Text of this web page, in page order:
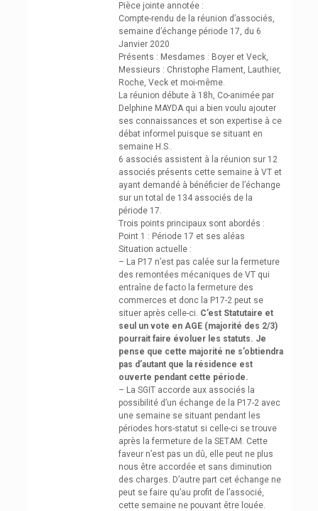
Pièce jointe annotée :
Compte-rendu de la réunion d’associés,
semaine d’échange période 17, du 6
Janvier 2020
Présents : Mesdames : Boyer et Veck,
Messieurs : Christophe Flament, Lauthier,
Roche, Veck et moi-même.
La réunion débute à 18h, Co-animée par
Delphine MAYDA qui a bien voulu ajouter
ses connaissances et son expertise à ce
débat informel puisque se situant en
semaine H.S..
6 associés assistent à la réunion sur 12
associés présents cette semaine à VT et
ayant demandé à bénéficier de l’échange
sur un total de 134 associés de la
période 17.
Trois points principaux sont abordés :
Point 1 : Période 17 et ses aléas
Situation actuelle :
– La P17 n’est pas calée sur la fermeture
des remontées mécaniques de VT qui
entraîne de facto la fermeture des
commerces et donc la P17-2 peut se
situer après celle-ci. C’est Statutaire et
seul un vote en AGE (majorité des 2/3)
pourrait faire évoluer les statuts. Je
pense que cette majorité ne s’obtiendra
pas d’autant que la résidence est
ouverte pendant cette période.
– La SGIT accorde aux associés la
possibilité d’un échange de la P17-2 avec
une semaine se situant pendant les
périodes hors-statut si celle-ci se trouve
après la fermeture de la SETAM. Cette
faveur n’est pas un dû, elle peut ne plus
nous être accordée et sans diminution
des charges. D’autre part cet échange ne
peut se faire qu’au profit de l’associé,
cette semaine ne pouvant être louée.